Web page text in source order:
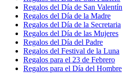
Regalos del Día de San Valentín
Regalos del Día de la Madre
Regalos del Día de la Secretaria
Regalos del Día de las Mujeres
Regalos del Día del Padre
Regalos del Festival de la Luna
Regalos para el 23 de Febrero
Regalos para el Día del Hombre